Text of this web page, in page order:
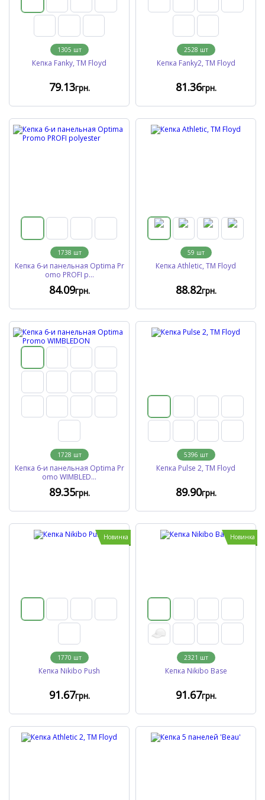
1305 шт
Кепка Fanky, TM Floyd
79.13грн.
2528 шт
Кепка Fanky2, TM Floyd
81.36грн.
1738 шт
Кепка 6-и панельная Optima Pr
omo PROFI p...
84.09грн.
59 шт
Кепка Athletic, TM Floyd
88.82грн.
1728 шт
Кепка 6-и панельная Optima Pr
omo WIMBLED...
89.35грн.
5396 шт
Кепка Pulse 2, ТМ Floyd
89.90грн.
Новинка
1770 шт
Кепка Nikibo Push
91.67грн.
Новинка
2321 шт
Кепка Nikibo Base
91.67грн.